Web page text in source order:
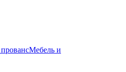
Мебель и